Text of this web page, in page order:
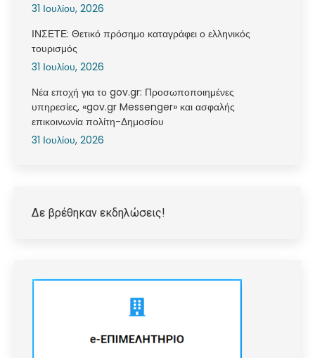
31 Ιουλίου, 2026
ΙΝΣΕΤΕ: Θετικό πρόσημο καταγράφει ο ελληνικός
τουρισμός
31 Ιουλίου, 2026
Νέα εποχή για το gov.gr: Προσωποποιημένες
υπηρεσίες, «gov.gr Messenger» και ασφαλής
επικοινωνία πολίτη-Δημοσίου
31 Ιουλίου, 2026
Δε βρέθηκαν εκδηλώσεις!